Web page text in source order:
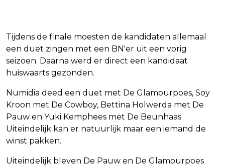
Tijdens de finale moesten de kandidaten allemaal
een duet zingen met een BN'er uit een vorig
seizoen. Daarna werd er direct een kandidaat
huiswaarts gezonden.
Numidia deed een duet met De Glamourpoes, Soy
Kroon met De Cowboy, Bettina Holwerda met De
Pauw en Yuki Kemphees met De Beunhaas.
Uiteindelijk kan er natuurlijk maar een iemand de
winst pakken.
Uiteindelijk bleven De Pauw en De Glamourpoes